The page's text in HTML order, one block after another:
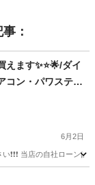
：
えます✨⭐️🌟/ダイ
コン・パワステ
6月2日
❗️❗️❗️ 当店の自社ロ